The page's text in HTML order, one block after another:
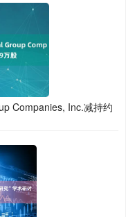
Companies, Inc.减持约